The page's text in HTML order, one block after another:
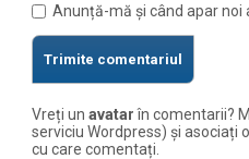
Anunță-mă și când apar noi
Vreți unavatarîn comentarii?
serviciu Wordpress) și asociați
cu care comentați.